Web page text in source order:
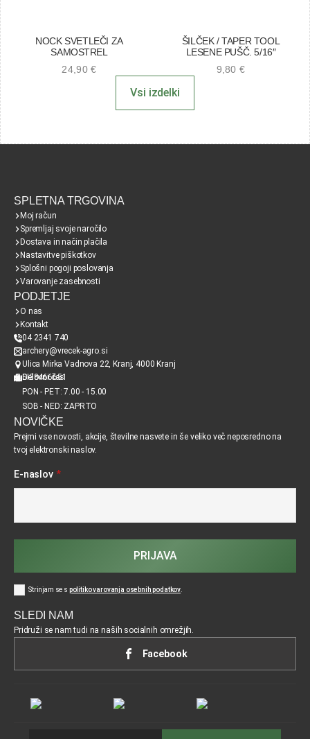
NOCK SVETLEČI ZA
SAMOSTREL
24,90€
ŠILČEK / TAPER TOOL
LESENE PUŠČ. 5/16″
9,80€
Vsi izdelki
SPLETNA TRGOVINA
Moj račun
Spremljaj svoje naročilo
Dostava in način plačila
Nastavitve piškotkov
Splošni pogoji poslovanja
Varovanje zasebnosti
PODJETJE
O nas
Kontakt
04 2341 740
archery@vrecek-agro.si
Ulica Mirka Vadnova 22, Kranj, 4000 Kranj
SI38466651
Delovni čas
PON - PET: 7.00 - 15.00
SOB - NED: ZAPRTO
NOVIČKE
Prejmi vse novosti, akcije, številne nasvete in še veliko več neposredno na
tvoj elektronski naslov.
E-naslov *
Strinjam se s politiko varovanja osebnih podatkov
PRIJAVA
SLEDI NAM
Pridruži se nam tudi na naših socialnih omrežjih.
Facebook